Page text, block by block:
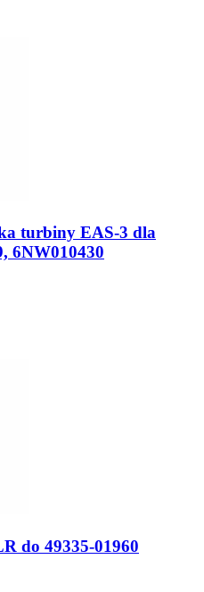
turbiny EAS-3 dla
6NW010430
do 49335-01960